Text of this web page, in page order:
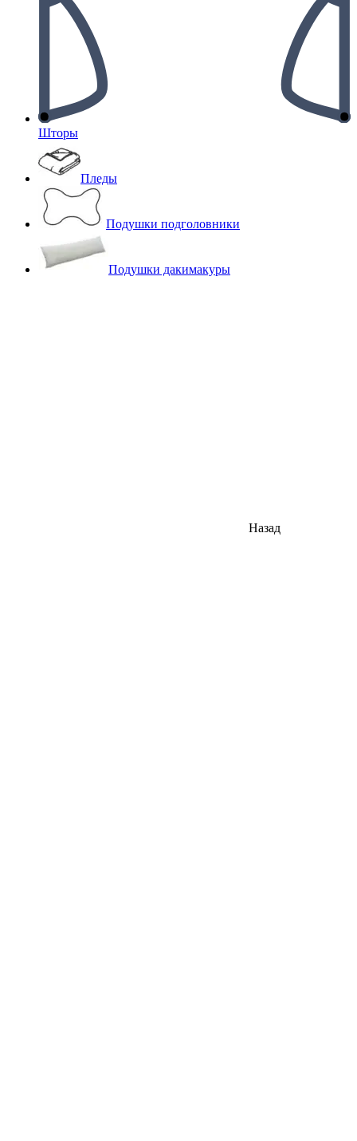
Шторы
Пледы
Подушки подголовники
Подушки дакимакуры
Назад